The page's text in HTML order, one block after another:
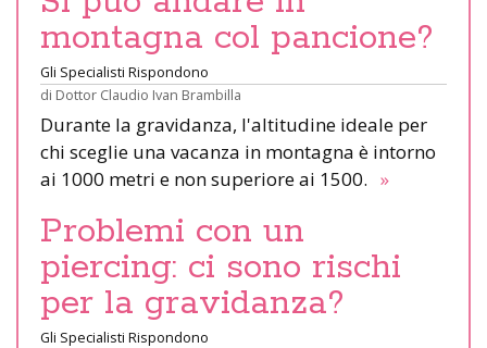
montagna col pancione?
Gli Specialisti Rispondono
di Dottor Claudio Ivan Brambilla
Durante la gravidanza, l'altitudine ideale per
chi sceglie una vacanza in montagna è intorno
ai 1000 metri e non superiore ai 1500. »
Problemi con un
piercing: ci sono rischi
per la gravidanza?
Gli Specialisti Rispondono